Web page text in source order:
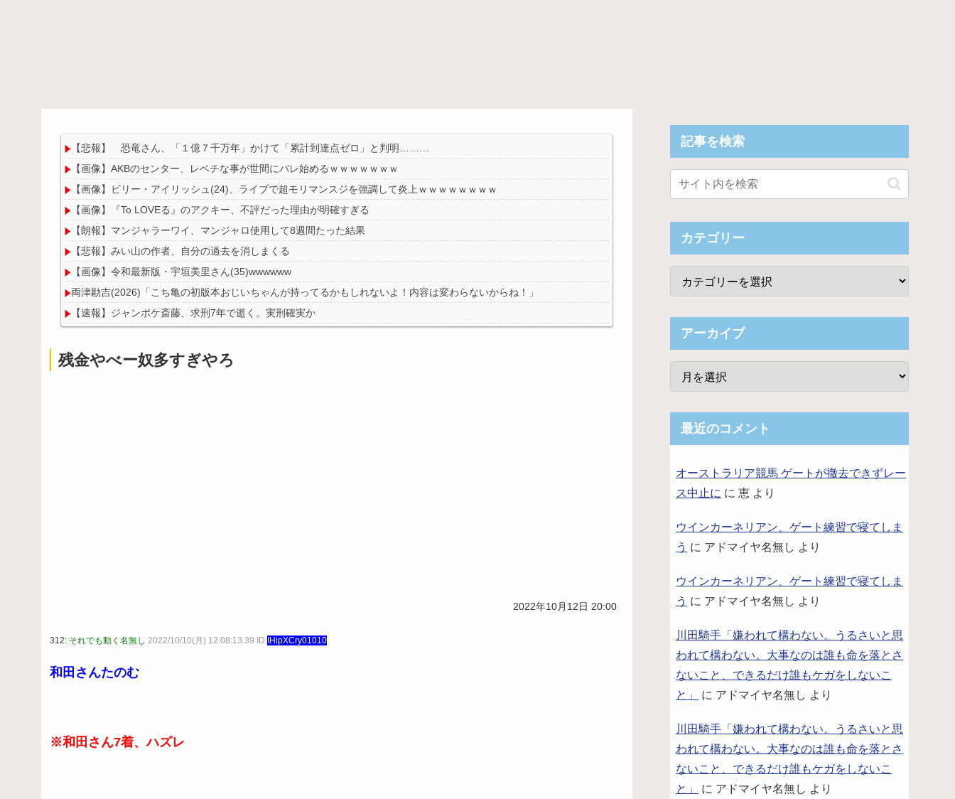
【悲報】 恐竜さん、「１億７千万年」かけて「累計到達点ゼロ」と判明………
【画像】AKBのセンター、レベチな事が世間にバレ始めるｗｗｗｗｗｗｗ
【画像】ビリー・アイリッシュ(24)、ライブで超モリマンスジを強調して炎上ｗｗｗｗｗｗｗｗ
【画像】『To LOVEる』のアクキー、不評だった理由が明確すぎる
【朗報】マンジャラーワイ、マンジャロ使用して8週間たった結果
【悲報】みい山の作者、自分の過去を消しまくる
【画像】令和最新版・宇垣美里さん(35)wwwwww
両津勘吉(2026)「こち亀の初版本おじいちゃんが持ってるかもしれないよ！内容は変わらないからね！」
【速報】ジャンポケ斎藤、求刑7年で逝く。実刑確実か
残金やべー奴多すぎやろ
2022年10月12日 20:00
312: それでも動く名無し 2022/10/10(月) 12:08:13.39 ID:IHipXCry01010
和田さんたのむ
※和田さん7着、ハズレ
記事を検索
カテゴリー
アーカイブ
最近のコメント
オーストラリア競馬 ゲートが撤去できずレー
ス中止に に 恵 より
ウインカーネリアン、ゲート練習で寝てしま
う に アドマイヤ名無し より
ウインカーネリアン、ゲート練習で寝てしま
う に アドマイヤ名無し より
川田騎手「嫌われて構わない。うるさいと思
われて構わない。大事なのは誰も命を落とさ
ないこと、できるだけ誰もケガをしないこ
と」
に アドマイヤ名無し より
川田騎手「嫌われて構わない。うるさいと思
われて構わない。大事なのは誰も命を落とさ
ないこと、できるだけ誰もケガをしないこ
と」
に アドマイヤ名無し より